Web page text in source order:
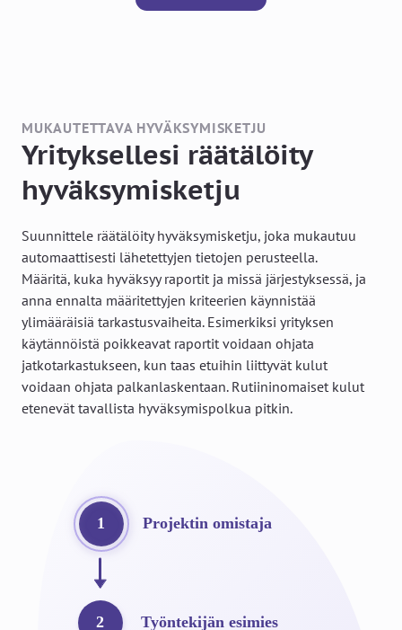
MUKAUTETTAVA HYVÄKSYMISKETJU
Yrityksellesi räätälöity
hyväksymisketju
Suunnittele räätälöity hyväksymisketju, joka mukautuu
automaattisesti lähetettyjen tietojen perusteella.
Määritä, kuka hyväksyy raportit ja missä järjestyksessä, ja
anna ennalta määritettyjen kriteerien käynnistää
ylimääräisiä tarkastusvaiheita. Esimerkiksi yrityksen
käytännöistä poikkeavat raportit voidaan ohjata
jatkotarkastukseen, kun taas etuihin liittyvät kulut
voidaan ohjata palkanlaskentaan. Rutiininomaiset kulut
etenevät tavallista hyväksymispolkua pitkin.